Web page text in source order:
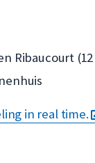
Ribaucourt
in real time.